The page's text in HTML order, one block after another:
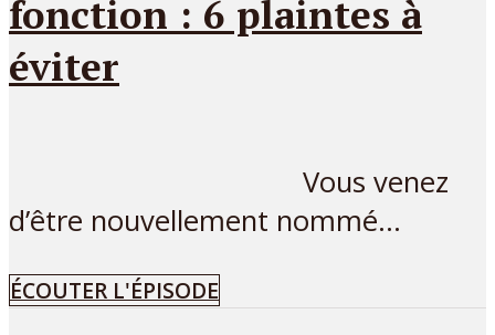
fonction : 6 plaintes à
éviter
Vous venez
d’être nouvellement nommé...
ÉCOUTER L'ÉPISODE